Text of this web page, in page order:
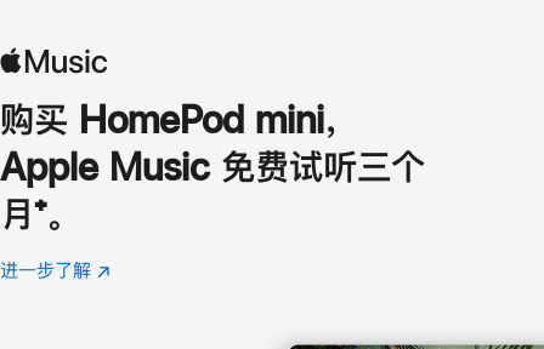
购买 HomePod mini，
Apple Music 免费试听三个
月 脚
注
⁺。
进一步了解 Apple
(在